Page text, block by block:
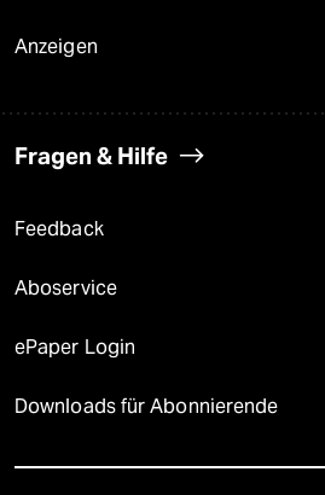
Anzeigen
Fragen & Hilfe
Feedback
Aboservice
ePaper Login
Downloads für Abonnierende